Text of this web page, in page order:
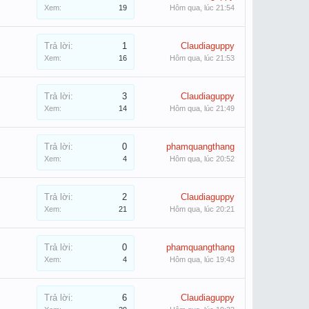
Xem: 19 Hôm qua, lúc 21:54
Trả lời: 1
Xem: 16
Claudiaguppy
Hôm qua, lúc 21:53
Trả lời: 3
Xem: 14
Claudiaguppy
Hôm qua, lúc 21:49
Trả lời: 0
Xem: 4
phamquangthang
Hôm qua, lúc 20:52
Trả lời: 2
Xem: 21
Claudiaguppy
Hôm qua, lúc 20:21
Trả lời: 0
Xem: 4
phamquangthang
Hôm qua, lúc 19:43
Trả lời: 6 Claudiaguppy